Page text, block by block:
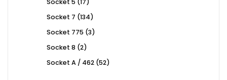
Socket 7 134134
Socket 775 33
Socket 8 22
Socket A / 462 5252